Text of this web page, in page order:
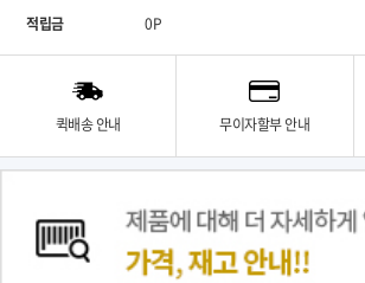
적립금
0P
퀵배송 안내 무이자할부 안내